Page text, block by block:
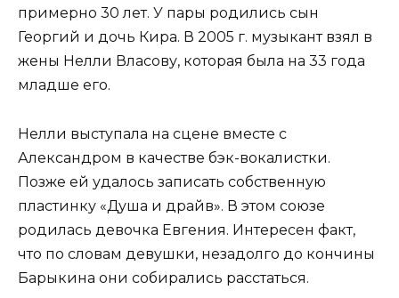
примерно 30 лет. У пары родились сын
Георгий и дочь Кира. В 2005 г. музыкант взял в
жены Нелли Власову, которая была на 33 года
младше его.
Нелли выступала на сцене вместе с
Александром в качестве бэк-вокалистки.
Позже ей удалось записать собственную
пластинку «Душа и драйв». В этом союзе
родилась девочка Евгения. Интересен факт,
что по словам девушки, незадолго до кончины
Барыкина они собирались расстаться.